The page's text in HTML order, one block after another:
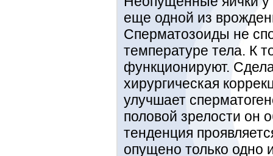
еще одной из
Сперматозоиды не
температуре тела. К
функционируют.
хирургическая
улучшает
половой зрелости
тенденция
опущено только одно